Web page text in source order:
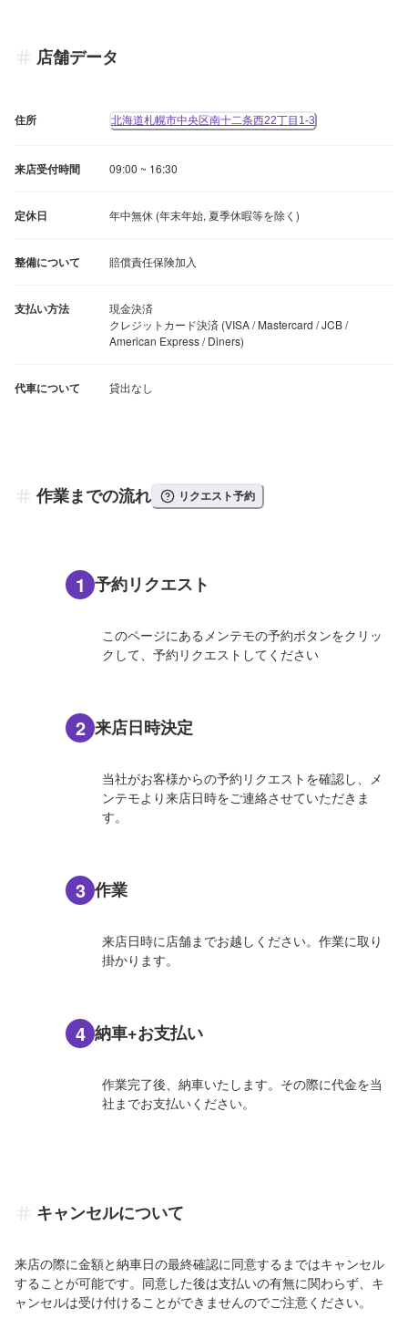
店舗データ
住所 北海道札幌市中央区南十二条西22丁目1-3
来店受付時間 09:00 ~ 16:30
定休日 年中無休 (年末年始, 夏季休暇等を除く)
整備について 賠償責任保険加入
支払い方法
現金決済
クレジットカード決済 (VISA / Mastercard / JCB /
American Express / Diners)
代車について 貸出なし
作業までの流れ リクエスト予約
1 予約リクエスト
このページにあるメンテモの予約ボタンをクリッ
クして、予約リクエストしてください
2 来店日時決定
当社がお客様からの予約リクエストを確認し、メ
ンテモより来店日時をご連絡させていただきま
す。
3 作業
来店日時に店舗までお越しください。作業に取り
掛かります。
4 納車+お支払い
作業完了後、納車いたします。その際に代金を当
社までお支払いください。
キャンセルについて
来店の際に金額と納車日の最終確認に同意するまではキャンセル
することが可能です。同意した後は支払いの有無に関わらず、キ
ャンセルは受け付けることができませんのでご注意ください。